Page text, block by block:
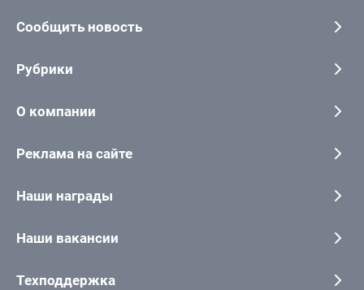
Сообщить новость
Рубрики
О компании
Реклама на сайте
Наши награды
Наши вакансии
Техподдержка